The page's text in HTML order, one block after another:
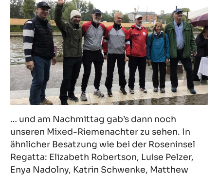
… und am Nachmittag gab’s dann noch
unseren Mixed-Riemenachter zu sehen. In
ähnlicher Besatzung wie bei der Roseninsel
Regatta: Elizabeth Robertson, Luise Pelzer,
Enya Nadolny, Katrin Schwenke, Matthew